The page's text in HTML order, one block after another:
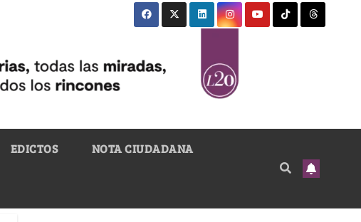
EDICTOS NOTA CIUDADANA